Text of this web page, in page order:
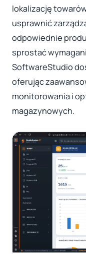
lokalizację
usprawnić
odpowiednie
sprostać
SoftwareStudio
oferując
monitorowania i
magazynowych.